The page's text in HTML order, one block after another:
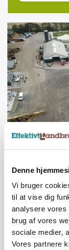
Denne
Vi bruger
til at vise dig
analysere vores
brug af vores
sociale medier,
Vores partnere
BUSINESS
Efter lån på
biomasse